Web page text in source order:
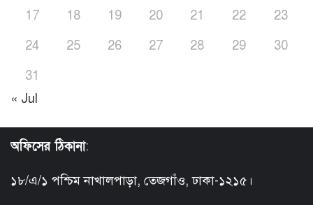
17
18 19 20 21 22
23
24
25 26 27 28 29
30
31
« Jul
অফিসের ঠিকানা:
১৮/এ/১ পশ্চিম নাখালপাড়া, তেজগাঁও, ঢাকা-১২১৫।